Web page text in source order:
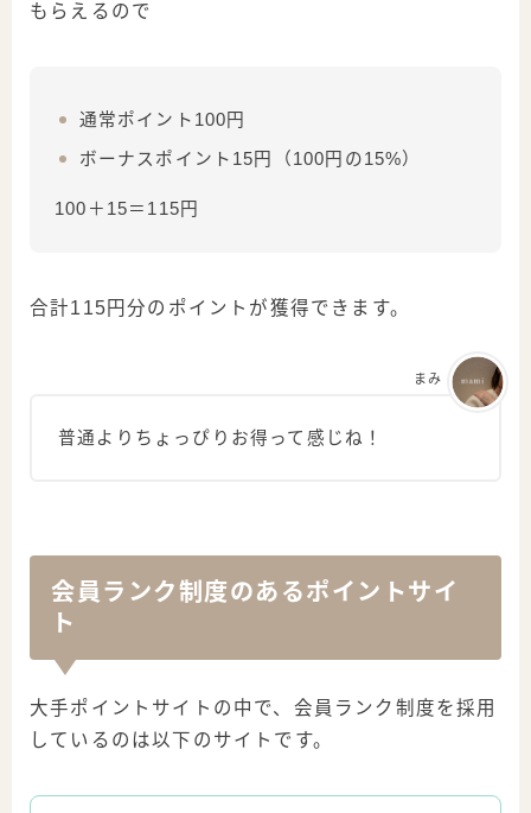
もらえるので
通常ポイント100円
ボーナスポイント15円（100円の15%）
100＋15＝115円
合計115円分のポイントが獲得できます。
普通よりちょっぴりお得って感じね！
まみ
会員ランク制度のあるポイントサイ
ト
大手ポイントサイトの中で、会員ランク制度を採用
しているのは以下のサイトです。